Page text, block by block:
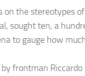
on the stereotypes
sought ten, a
to gauge how
frontman Riccardo